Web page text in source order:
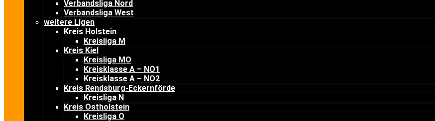
Verbandsliga Nord
Verbandsliga West
weitere Ligen
Kreis Holstein
Kreisliga M
Kreis Kiel
Kreisliga MO
Kreisklasse A – NO1
Kreisklasse A – NO2
Kreis Rendsburg-Eckernförde
Kreisliga N
Kreis Ostholstein
Kreisliga O